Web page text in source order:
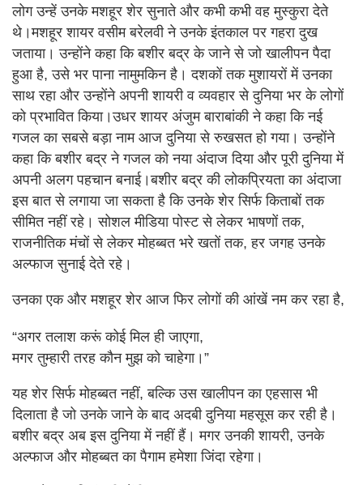
लोग उन्हें उनके मशहूर शेर सुनाते और कभी कभी वह मुस्कुरा देते
थे।मशहूर शायर वसीम बरेलवी ने उनके इंतकाल पर गहरा दुख
जताया। उन्होंने कहा कि बशीर बद्र के जाने से जो खालीपन पैदा
हुआ है, उसे भर पाना नामुमकिन है। दशकों तक मुशायरों में उनका
साथ रहा और उन्होंने अपनी शायरी व व्यवहार से दुनिया भर के लोगों
को प्रभावित किया।उधर शायर अंजुम बाराबांकी ने कहा कि नई
गजल का सबसे बड़ा नाम आज दुनिया से रुखसत हो गया। उन्होंने
कहा कि बशीर बद्र ने गजल को नया अंदाज दिया और पूरी दुनिया में
अपनी अलग पहचान बनाई।बशीर बद्र की लोकप्रियता का अंदाजा
इस बात से लगाया जा सकता है कि उनके शेर सिर्फ किताबों तक
सीमित नहीं रहे। सोशल मीडिया पोस्ट से लेकर भाषणों तक,
राजनीतिक मंचों से लेकर मोहब्बत भरे खतों तक, हर जगह उनके
अल्फाज सुनाई देते रहे।
उनका एक और मशहूर शेर आज फिर लोगों की आंखें नम कर रहा है,
“अगर तलाश करूं कोई मिल ही जाएगा,
मगर तुम्हारी तरह कौन मुझ को चाहेगा।”
यह शेर सिर्फ मोहब्बत नहीं, बल्कि उस खालीपन का एहसास भी
दिलाता है जो उनके जाने के बाद अदबी दुनिया महसूस कर रही है।
बशीर बद्र अब इस दुनिया में नहीं हैं। मगर उनकी शायरी, उनके
अल्फाज और मोहब्बत का पैगाम हमेशा जिंदा रहेगा।